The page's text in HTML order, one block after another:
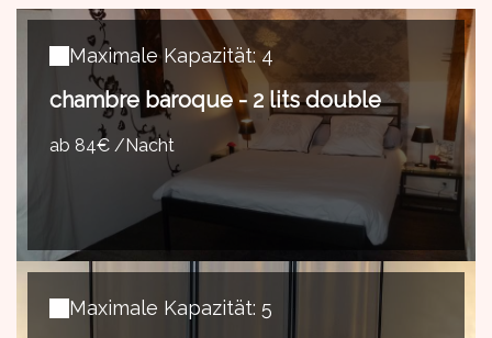
Maximale Kapazität: 4
chambre baroque - 2 lits double
ab 84€ /Nacht
Maximale Kapazität: 5